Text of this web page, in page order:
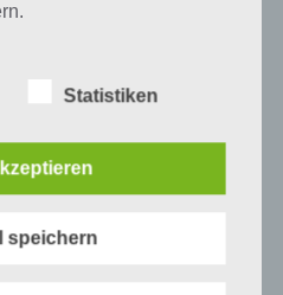
auf Touchportal
Begriffe:
Daten
sich auf eine identifizierte
Statistiken
speichern